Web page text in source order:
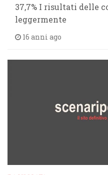
37,7% I risultati delle
leggermente
16 anni ago